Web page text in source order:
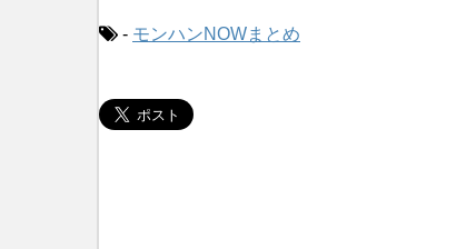
- モンハンNOWまとめ